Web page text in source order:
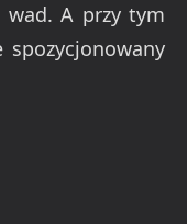
wad. A przy tym